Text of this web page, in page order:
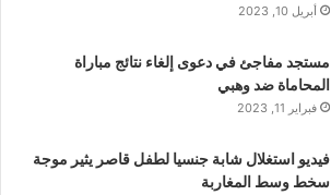
أبريل 10, 2023
مستجد مفاجئ في دعوى إلغاء نتائج مباراة
المحاماة ضد وهبي
فبراير 11, 2023
فيديو استغلال شابة جنسيا لطفل قاصر يثير موجة
سخط وسط المغاربة